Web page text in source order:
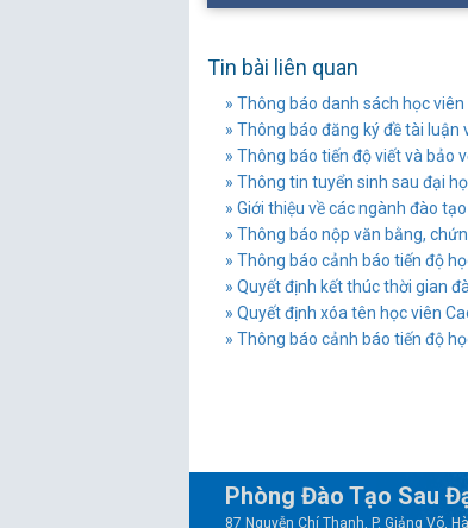
Tin bài liên quan
» Thông báo danh sách học
» Thông báo đăng ký đề tài
» Thông báo tiến độ viết và bảo
» Thông tin tuyển sinh sau đại
» Giới thiệu về các ngành đào tạo
» Thông báo nộp văn bằng,
» Thông báo cảnh báo tiến độ
» Quyết định kết thúc thời gian
» Quyết định xóa tên học viên
» Thông báo cảnh báo tiến độ
Phòng Đào Tạo Sau
87 Nguyễn Chí Thanh, P. Giảng Võ,